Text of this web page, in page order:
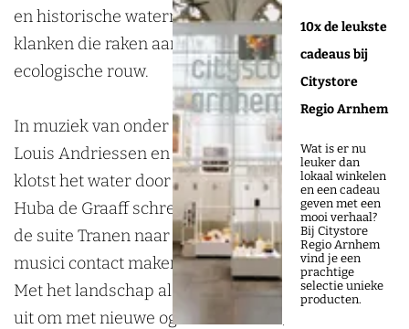
10x de leukste
cadeaus bij
Citystore
Regio Arnhem
Wat is er nu
leuker dan
lokaal winkelen
en een cadeau
geven met een
mooi verhaal?
Bij Citystore
Regio Arnhem
vind je een
prachtige
selectie unieke
producten.
n
a
e
d
o
o
r
h
e
t
L
s
o
n
t
e
d
o
o
r
h
e
s
o
n
t
e
d
o
o
r
h
e
en historische watermuziek tot hedendaagse
klanken die raken aan natuurbeleving en
ecologische rouw.
In muziek van onder anderen Henriëtte Bosmans,
Louis Andriessen en Ad Wammes kabbelt, ruist en
klotst het water door het programma. Componiste
Huba de Graaff schreef speciaal voor Watersonate
de suite Tranen naar de zee dragen, waarin de
musici contact maken met het water in zichzelf.
Met het landschap als decor nodigt Watersonate
uit om met nieuwe ogen naar water, natuur en